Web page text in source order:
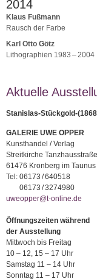
2014
Klaus Fußmann
Rausch der Farbe
Karl Otto Götz
Lithographien 1983 – 2004
Aktuelle
Stanislas-Stückgold-
GALERIE UWE OPPER
Kunsthandel / Verlag
Streitkirche
61476 Kronberg im Taunus
Tel: 06173 / 640518
06173 / 3274980
uweopper@t-online.de
Öffnungszeiten während
der Ausstellung
Mittwoch bis Freitag
10 – 12, 15 – 17 Uhr
Samstag 11 – 14 Uhr
Sonntag 11 – 17 Uhr